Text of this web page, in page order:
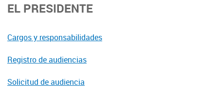
EL PRESIDENTE
Cargos y responsabilidades
Registro de audiencias
Solicitud de audiencia